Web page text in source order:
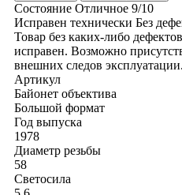
Состояние Отличное 9/10
Исправен технически Без
Товар без каких-либо
исправен. Возможно
внешних следов эксплуатации.
Артикул
Байонет объектива
Большой формат
Год выпуска
1978
Диаметр резьбы
58
Светосила